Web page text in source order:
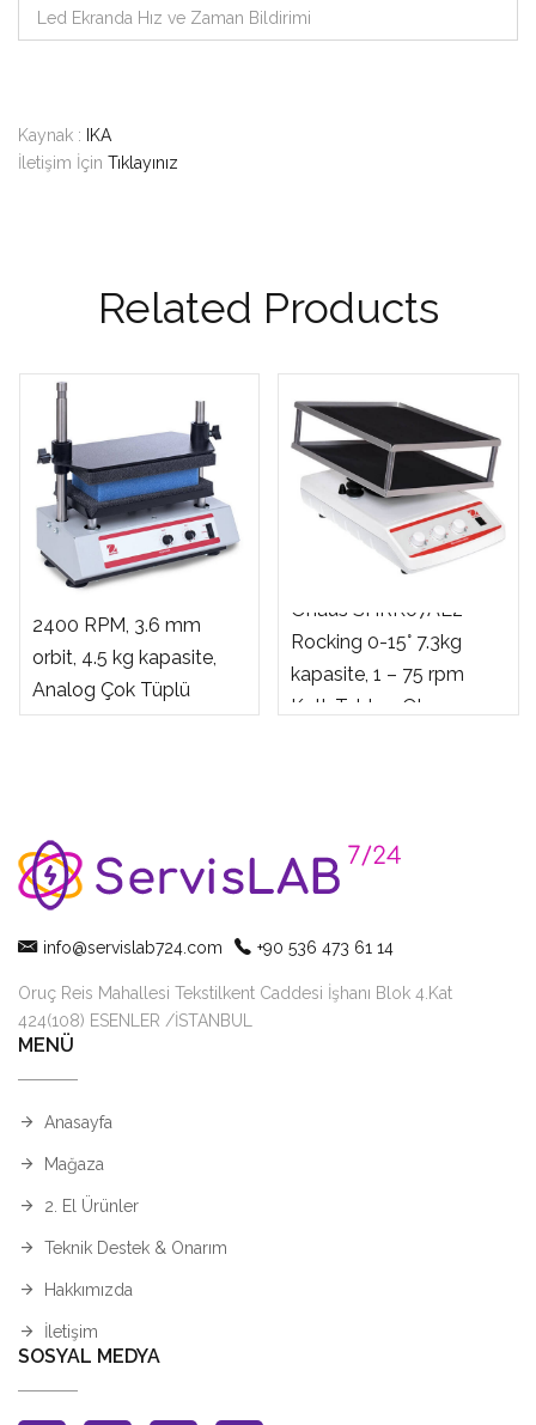
Led Ekranda Hız ve Zaman Bildirimi
Kaynak : IKA
İletişim İçin Tıklayınız
Related Products
Ohaus VXMTALB 1200-
2400 RPM, 3.6 mm
orbit, 4.5 kg kapasite,
Analog Çok Tüplü
Vorteks
Ohaus SHRK07AL2
Rocking 0-15° 7.3kg
kapasite, 1 – 75 rpm
Katlı Tablası Olan
info@servislab724.com +90 536 473 61 14
Oruç Reis Mahallesi Tekstilkent Caddesi İşhanı Blok 4.Kat
424(108) ESENLER /İSTANBUL
MENÜ
Anasayfa
Mağaza
2. El Ürünler
Teknik Destek & Onarım
Hakkımızda
İletişim
SOSYAL MEDYA